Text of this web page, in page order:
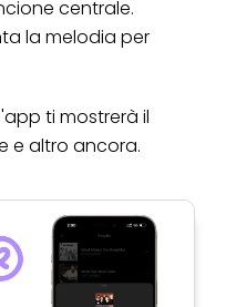
centrale.
la melodia per
ti mostrerà il
e altro ancora.